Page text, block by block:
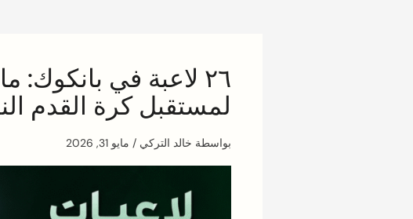
٢٦ لاعبة في
لمستقبل كرة القدم
بواسطة خالد التركي / مايو 31, 2026